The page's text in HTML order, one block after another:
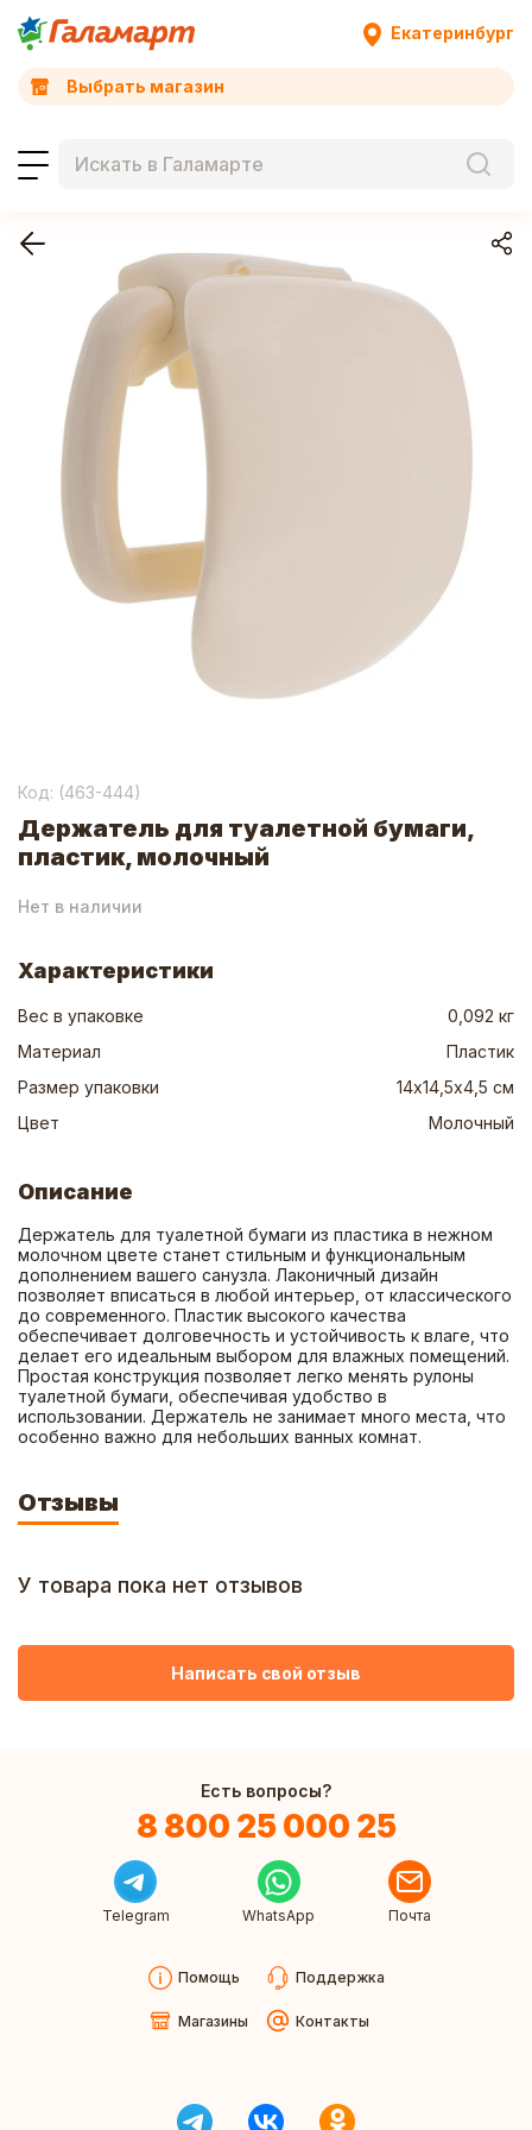
Екатеринбург
Выбрать магазин
Код: (463-444)
Держатель для туалетной бумаги,
пластик, молочный
Нет в наличии
Характеристики
Вес в упаковке
0,092 кг
Материал
Пластик
Размер упаковки
14х14,5х4,5 см
Цвет
Молочный
Описание
Держатель для туалетной бумаги из пластика в нежном
молочном цвете станет стильным и функциональным
дополнением вашего санузла. Лаконичный дизайн
позволяет вписаться в любой интерьер, от классического
до современного. Пластик высокого качества
обеспечивает долговечность и устойчивость к влаге, что
делает его идеальным выбором для влажных помещений.
Простая конструкция позволяет легко менять рулоны
туалетной бумаги, обеспечивая удобство в
использовании. Держатель не занимает много места, что
особенно важно для небольших ванных комнат.
Отзывы
У товара пока нет отзывов
Написать свой отзыв
Есть вопросы?
8 800 25 000 25
Telegram WhatsApp Почта
Помощь Поддержка
Магазины Контакты